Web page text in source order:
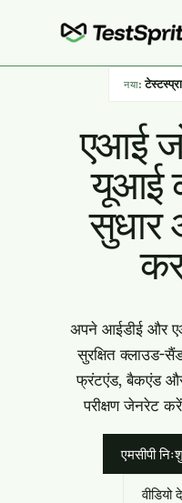
नया:
एआई
यूआई
सुधार
अपने आईडीई और
सुरक्षित क्लाउड-
फ्रंटएंड, बैकएंड
परीक्षण जेनरेट
एमसीपी
वीडियो